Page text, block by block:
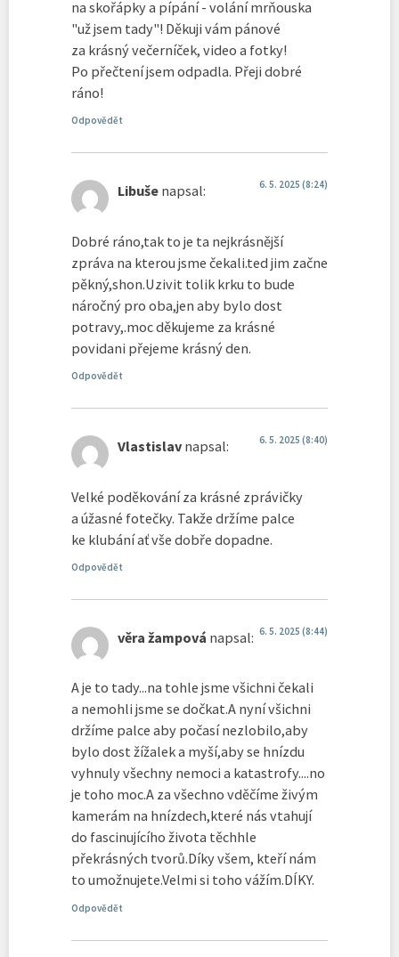
na skořápky a pípání - volání mrňouska
"už jsem tady"! Děkuji vám pánové
za krásný večerníček, video a fotky!
Po přečtení jsem odpadla. Přeji dobré
ráno!
Odpovědět
Libuše napsal: 6. 5. 2025 (8:24)
Dobré ráno,tak to je ta nejkrásnější
zpráva na kterou jsme čekali.ted jim začne
pěkný,shon.Uzivit tolik krku to bude
náročný pro oba,jen aby bylo dost
potravy,.moc děkujeme za krásné
povidani přejeme krásný den.
Odpovědět
Vlastislav napsal: 6. 5. 2025 (8:40)
Velké poděkování za krásné zprávičky
a úžasné fotečky. Takže držíme palce
ke klubání ať vše dobře dopadne.
Odpovědět
věra žampová napsal: 6. 5. 2025 (8:44)
A je to tady...na tohle jsme všichni čekali
a nemohli jsme se dočkat.A nyní všichni
držíme palce aby počasí nezlobilo,aby
bylo dost žížalek a myší,aby se hnízdu
vyhnuly všechny nemoci a katastrofy....no
je toho moc.A za všechno vděčíme živým
kamerám na hnízdech,které nás vtahují
do fascinujícího života těchhle
překrásných tvorů.Díky všem, kteří nám
to umožnujete.Velmi si toho vážím.DÍKY.
Odpovědět